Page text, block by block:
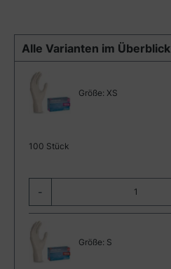
Alle Varianten im Überblick
Größe: XS
100 Stück
-
Größe: S